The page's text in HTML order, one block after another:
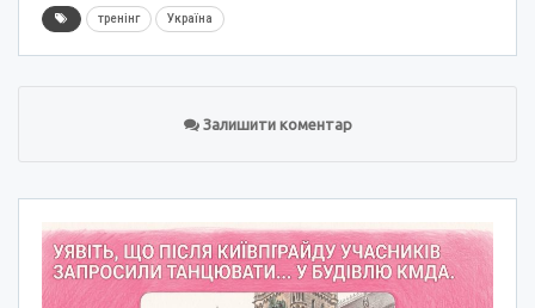
тренінг Україна
Залишити коментар